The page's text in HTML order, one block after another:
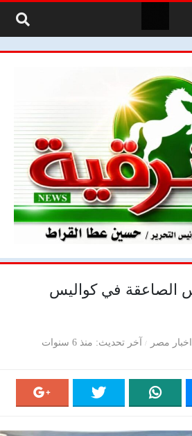
الصاعقة في كواليس
اخبار مصر آخر تحديث منذ 6 سنوات